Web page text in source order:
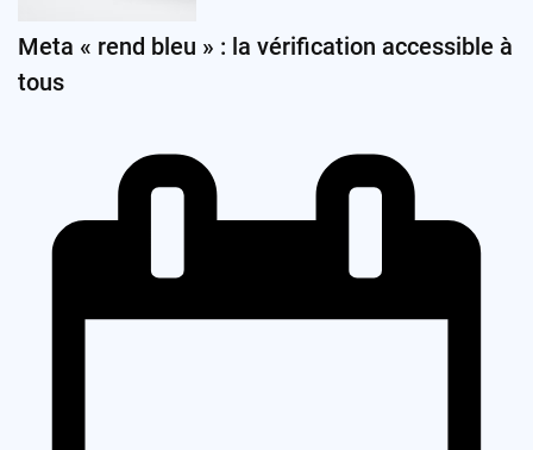
Meta « rend bleu » : la vérification accessible à
tous